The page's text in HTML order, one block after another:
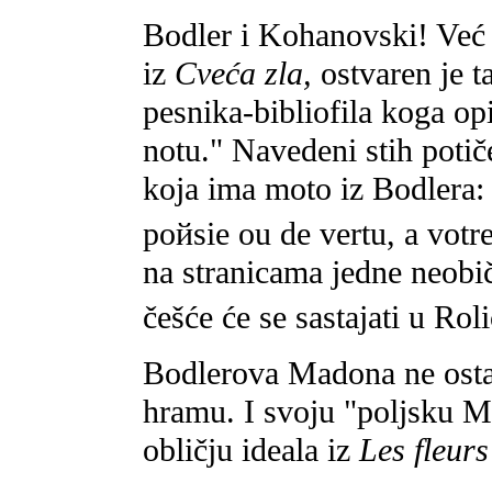
Bodler i Kohanovski!
iz Cveća zla, ostvaren je
pesnika-bibliofila koga
notu." Navedeni stih
koja ima moto iz
poйsie ou de vertu, a
na stranicama jedne
češće će se sastajati u
Bodlerova Madona ne
hramu. I svoju "poljsku
obličju ideala izLes